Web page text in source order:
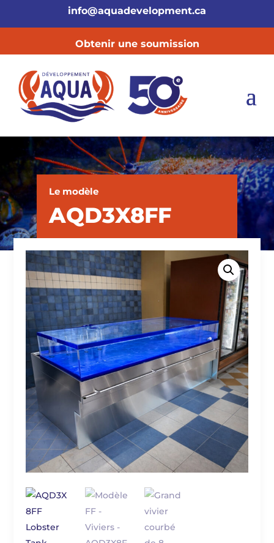
info@aquadevelopment.ca
Obtenir une soumission
Le modèle
AQD3X8FF